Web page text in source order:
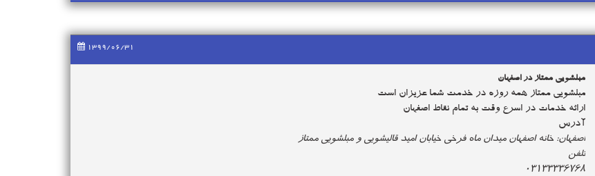
1399/06/31
مبلشویی ممتاز در اصفهان
مبلشویی ممتاز همه روزه در خدمت شما عزیزان است
ارائه خدمات در اسرع وقت به تمام نقاط اصفهان
آدرس
اصفهان: خانه اصفهان میدان ماه فرخی خیابان امید قالیشویی و مبلشویی ممتاز
تلفن
03133336768